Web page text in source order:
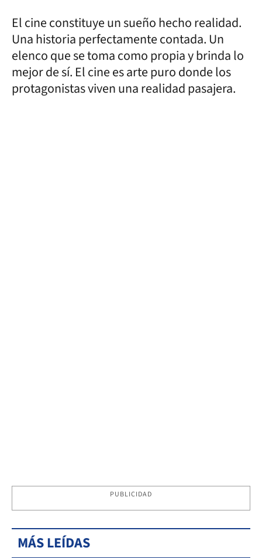
El cine constituye un sueño hecho realidad.
Una historia perfectamente contada. Un
elenco que se toma como propia y brinda lo
mejor de sí. El cine es arte puro donde los
protagonistas viven una realidad pasajera.
PUBLICIDAD
MÁS LEÍDAS